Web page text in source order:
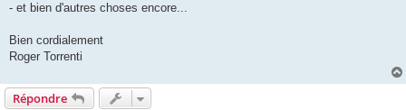
- et bien d'autres choses encore...
Bien cordialement
Roger Torrenti
Répondre